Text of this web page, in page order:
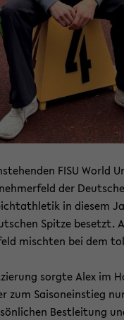
FISU World
der
in die­sem
Spit­ze be­setzt.
misch­ten bei dem
sorg­te Alex im
zum Sai­son­ein­stieg
Best­lei­tung